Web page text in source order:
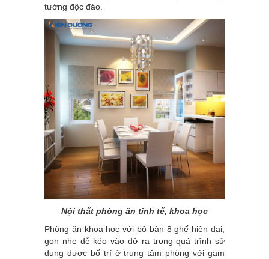
tường độc đáo.
Nội thất phòng ăn tinh tế, khoa học
Phòng ăn khoa học với bộ bàn 8 ghế hiện đại,
gọn nhẹ dễ kéo vào dở ra trong quá trình sử
dụng được bố trí ở trung tâm phòng với gam